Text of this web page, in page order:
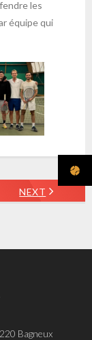
les
équipe qui
NEXT
Bagneux